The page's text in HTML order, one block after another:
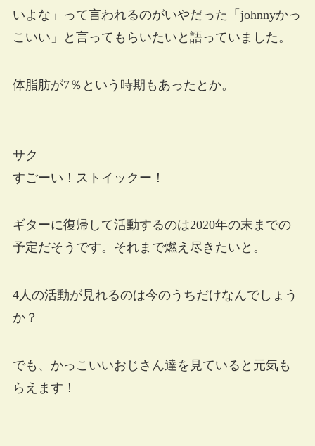
いよな」って言われるのがいやだった「johnnyかっ
こいい」と言ってもらいたいと語っていました。
体脂肪が7％という時期もあったとか。
サク
すごーい！ストイックー！
ギターに復帰して活動するのは2020年の末までの
予定だそうです。それまで燃え尽きたいと。
4人の活動が見れるのは今のうちだけなんでしょう
か？
でも、かっこいいおじさん達を見ていると元気も
らえます！